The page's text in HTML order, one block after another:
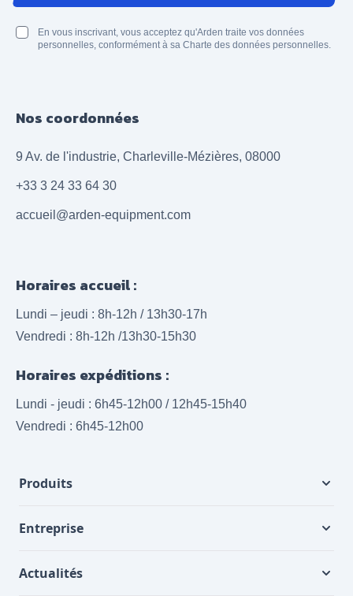
En vous inscrivant, vous acceptez qu'Arden traite vos données
personnelles, conformément à sa Charte des données personnelles.
Nos coordonnées
9 Av. de l'industrie, Charleville-Mézières, 08000
+33 3 24 33 64 30
accueil@arden-equipment.com
Horaires accueil :
Lundi – jeudi : 8h-12h / 13h30-17h
Vendredi : 8h-12h /13h30-15h30
Horaires expéditions :
Lundi - jeudi : 6h45-12h00 / 12h45-15h40
Vendredi : 6h45-12h00
Produits
Entreprise
Actualités